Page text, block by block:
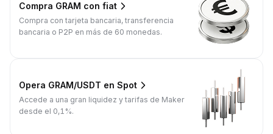
Compra GRAM con fiat
Compra con tarjeta bancaria, transferencia
bancaria o P2P en más de 60 monedas.
Opera GRAM/USDT en Spot
Accede a una gran liquidez y tarifas de Maker
desde el 0,1%.